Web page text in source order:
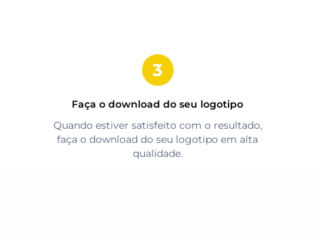
Faça o download do seu logotipo
Quando estiver satisfeito com o resultado,
faça o download do seu logotipo em alta
qualidade.